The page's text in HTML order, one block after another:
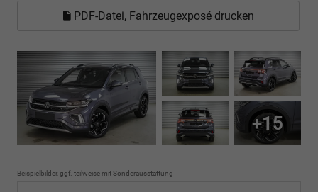
PDF-Datei, Fahrzeugexposé drucken
+15
Beispielbilder, ggf. teilweise mit Sonderausstattung